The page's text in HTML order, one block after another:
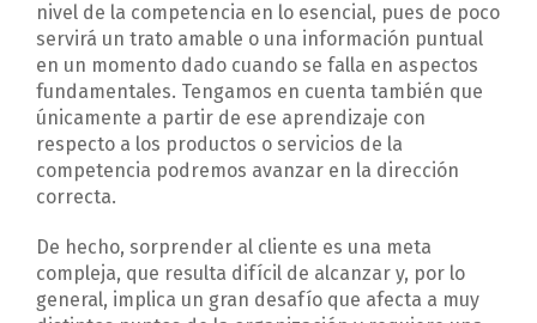
nivel de la competencia en lo esencial, pues de poco
servirá un trato amable o una información puntual
en un momento dado cuando se falla en aspectos
fundamentales. Tengamos en cuenta también que
únicamente a partir de ese aprendizaje con
respecto a los productos o servicios de la
competencia podremos avanzar en la dirección
correcta.
De hecho, sorprender al cliente es una meta
compleja, que resulta difícil de alcanzar y, por lo
general, implica un gran desafío que afecta a muy